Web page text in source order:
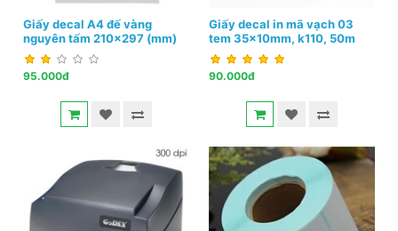
Giấy decal A4 đế vàng
nguyên tấm 210x297 (mm)
95.000đ
Giấy decal in mã vạch 03
tem 35x10mm, k110, 50m
90.000đ